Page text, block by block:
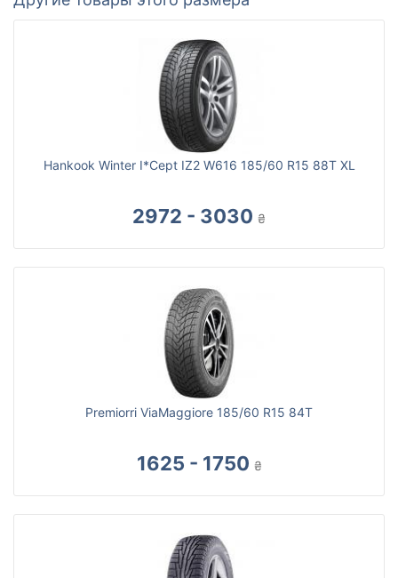
Hankook Winter I*Cept IZ2 W616 185/60 R15 88T XL
2972 - 3030 ₴
Premiorri ViaMaggiore 185/60 R15 84T
1625 - 1750 ₴